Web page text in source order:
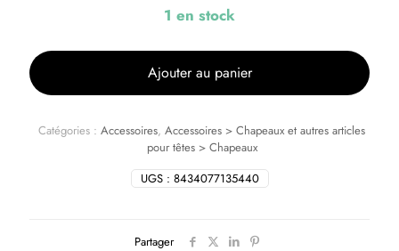
1 en stock
Ajouter au panier
UGS : 8434077135440
Catégories : Accessoires, Accessoires > Chapeaux et autres articles
pour têtes > Chapeaux
Partager